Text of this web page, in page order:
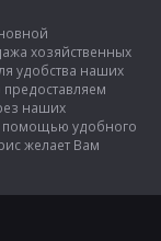
хозяйственных
удобства наших
наших
помощью удобного
желает Вам